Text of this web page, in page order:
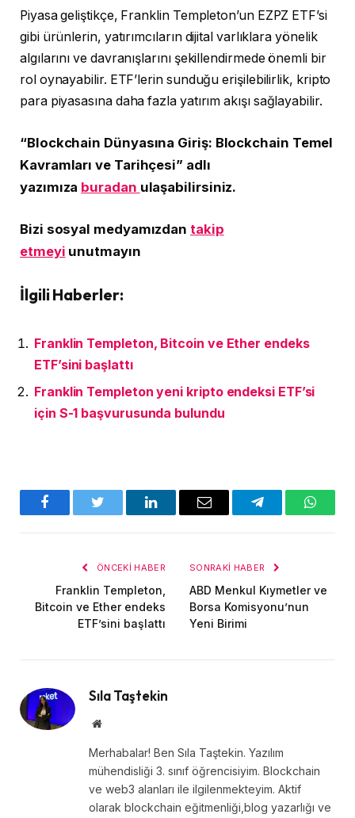
Piyasa geliştikçe, Franklin Templeton’un EZPZ ETF’si
gibi ürünlerin, yatırımcıların dijital varlıklara yönelik
algılarını ve davranışlarını şekillendirmede önemli bir
rol oynayabilir. ETF’lerin sunduğu erişilebilirlik, kripto
para piyasasına daha fazla yatırım akışı sağlayabilir.
“Blockchain Dünyasına Giriş: Blockchain Temel
Kavramları ve Tarihçesi” adlı
yazımıza buradan ulaşabilirsiniz.
Bizi sosyal medyamızdan takip
etmeyi unutmayın
İlgili Haberler:
Franklin Templeton, Bitcoin ve Ether endeks
ETF’sini başlattı
Franklin Templeton yeni kripto endeksi ETF’si
için S-1 başvurusunda bulundu
FacebookTwitter LinkedInE-
Telegram
ÖNCEKI HABER
Franklin Templeton,
Bitcoin ve Ether endeks
ETF’sini başlattı
SONRAKI HABER
ABD Menkul Kıymetler ve
Borsa Komisyonu’nun
Yeni Birimi
Sıla Taştekin
Website
Merhabalar! Ben Sıla Taştekin. Yazılım
mühendisliği 3. sınıf öğrencisiyim. Blockchain
ve web3 alanları ile ilgilenmekteyim. Aktif
olarak blockchain eğitmenliği,blog yazarlığı ve